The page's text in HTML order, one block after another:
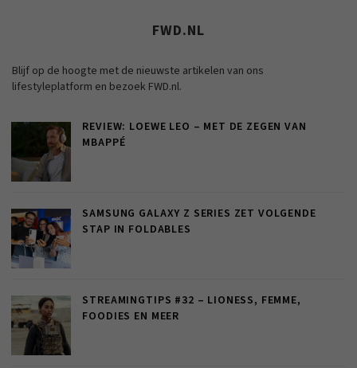
FWD.NL
Blijf op de hoogte met de nieuwste artikelen van ons
lifestyleplatform en bezoek FWD.nl.
REVIEW: LOEWE LEO – MET DE ZEGEN VAN
MBAPPÉ
SAMSUNG GALAXY Z SERIES ZET VOLGENDE
STAP IN FOLDABLES
STREAMINGTIPS #32 – LIONESS, FEMME,
FOODIES EN MEER